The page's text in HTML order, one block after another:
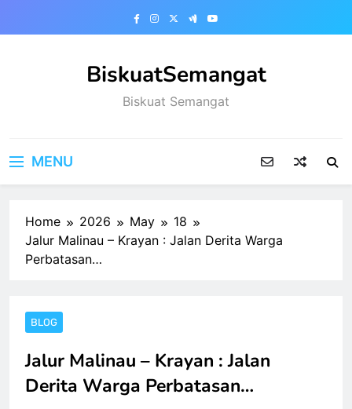
BiskuatSemangat
Biskuat Semangat
MENU
Home 2026 May
18
Jalur Malinau – Krayan : Jalan Derita Warga
Perbatasan…
BLOG
Jalur Malinau – Krayan : Jalan
Derita Warga Perbatasan…